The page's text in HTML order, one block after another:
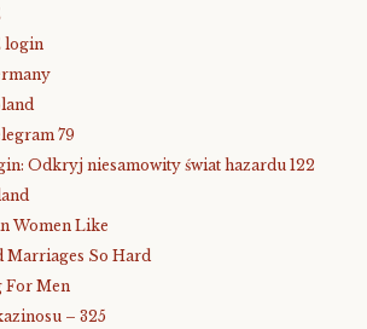
login
79
Odkryj niesamowity świat hazardu 122
Women Like
Marriages So Hard
For Men
– 325